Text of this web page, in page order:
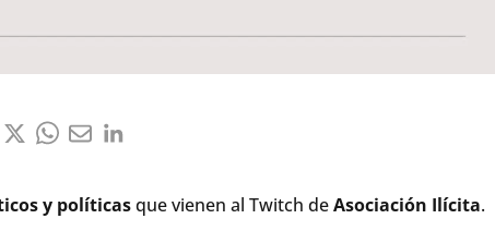
y políticasque vienen al Twitch deAsociación Ilícita.